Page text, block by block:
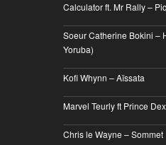
Calculator ft. Mr Rally –
Soeur Catherine Bokini –
Yoruba)
Kofi Whynn – Aïssata
Marvel Teurly ft Prince
Chris le Wayne – Sommet